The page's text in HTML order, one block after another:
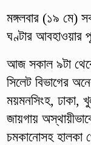
মঙ্গলবার (১৯ মে)
ঘণ্টার আবহাওয়ার
আজ সকাল ৯টা থেকে
সিলেট বিভাগের
ময়মনসিংহ, ঢাকা,
জায়গায়
চমকানোসহ হালকা